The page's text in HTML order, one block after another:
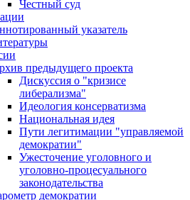
Честный суд
указатель
предыдущего проекта
Дискуссия о "кризисе
либерализма"
Идеология консерватизма
Национальная идея
Пути легитимации "управляемой
демократии"
Ужесточение уголовного и
уголовно-процесуального
законодательства
демократии